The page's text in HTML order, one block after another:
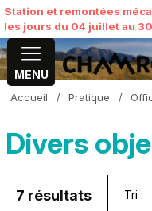
Station et remontées
les jours du 04 juillet au
MENU
Accueil / Pratique /
Divers
7 résultats Tri :